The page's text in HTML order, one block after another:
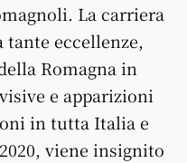
La carriera
eccellenze,
Romagna in
e apparizioni
in tutta Italia e
viene insignito